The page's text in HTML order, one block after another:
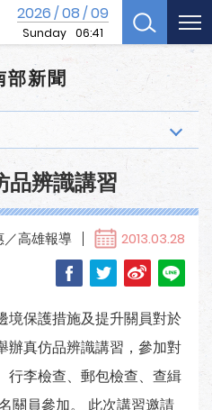
2026/08/09
Sunday 06:41
部新聞
品辨識講習
／高雄報導 2013.03.28
境保護措施及提升關員對於
辦真仿品辨識講習，參加對
行李檢查、郵包檢查、查緝
關員參加。 此次講習邀請